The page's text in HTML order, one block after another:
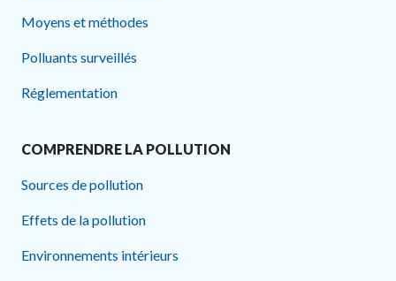
Moyens et méthodes
Polluants surveillés
Réglementation
COMPRENDRE LA POLLUTION
Sources de pollution
Effets de la pollution
Environnements intérieurs